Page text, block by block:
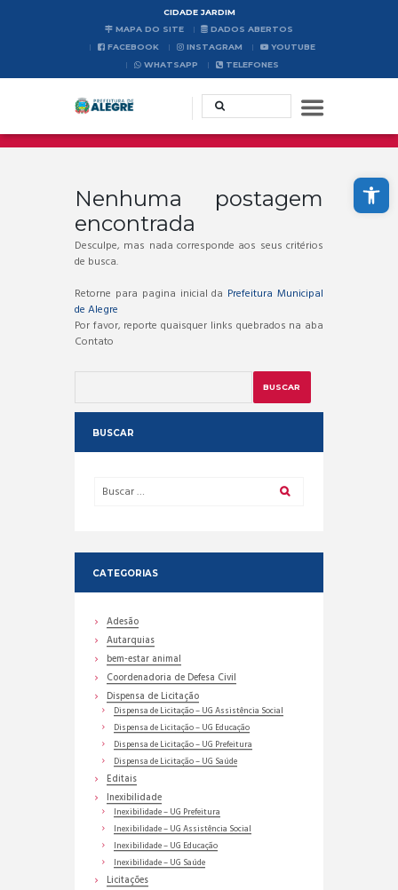
Abrir a barra de ferramentas
CIDADE JARDIM
MAPA DO SITE
DADOS ABERTOS
FACEBOOK
INSTAGRAM
YOUTUBE
WHATSAPP
TELEFONES
Nenhuma postagem
encontrada
Desculpe, mas nada corresponde aos seus critérios
de busca.
Retorne para pagina inicial da Prefeitura Municipal
de Alegre
Por favor, reporte quaisquer links quebrados na aba
Contato
BUSCAR
CATEGORIAS
Adesão
Autarquias
bem-estar animal
Coordenadoria de Defesa Civil
Dispensa de Licitação
Dispensa de Licitação – UG Assistência Social
Dispensa de Licitação – UG Educação
Dispensa de Licitação – UG Prefeitura
Dispensa de Licitação – UG Saúde
Editais
Inexibilidade
Inexibilidade – UG Prefeitura
Inexibilidade – UG Assistência Social
Inexibilidade – UG Educação
Inexibilidade – UG Saúde
Licitações